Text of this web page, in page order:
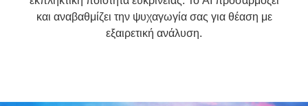
εξαιρετική ανάλυση.